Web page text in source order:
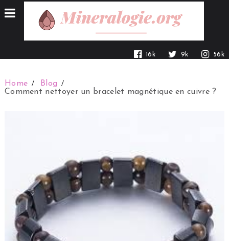
16k 9k 56k
Home
Blog
Comment nettoyer un bracelet magnétique en cuivre ?